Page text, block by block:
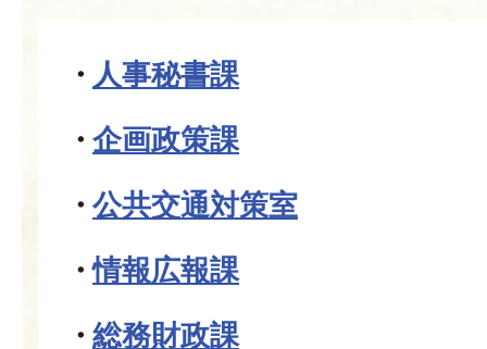
人事秘書課
企画政策課
公共交通対策室
情報広報課
総務財政課